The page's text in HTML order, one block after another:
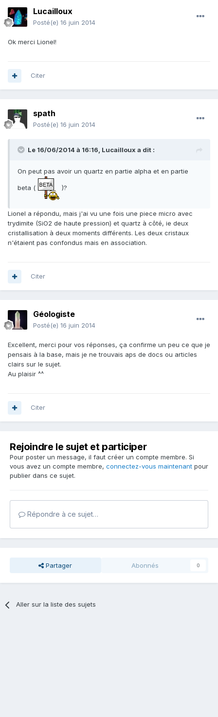
Lucailloux
Posté(e) 16 juin 2014
Ok merci Lionel!
Citer
spath
Posté(e) 16 juin 2014
Le 16/06/2014 à 16:16, Lucailloux a dit :
On peut pas avoir un quartz en partie alpha et en partie
beta ( )?
Lionel a répondu, mais j'ai vu une fois une piece micro avec
trydimite (SiO2 de haute pression) et quartz à côté, ie deux
cristallisation à deux moments différents. Les deux cristaux
n'étaient pas confondus mais en association.
Citer
Géologiste
Posté(e) 16 juin 2014
Excellent, merci pour vos réponses, ça confirme un peu ce que je
pensais à la base, mais je ne trouvais aps de docs ou articles
clairs sur le sujet.
Au plaisir ^^
Citer
Rejoindre le sujet et participer
Pour poster un message, il faut créer un compte membre. Si
vous avez un compte membre, connectez-vous maintenant pour
publier dans ce sujet.
Répondre à ce sujet…
Partager Abonnés 0
Aller sur la liste des sujets